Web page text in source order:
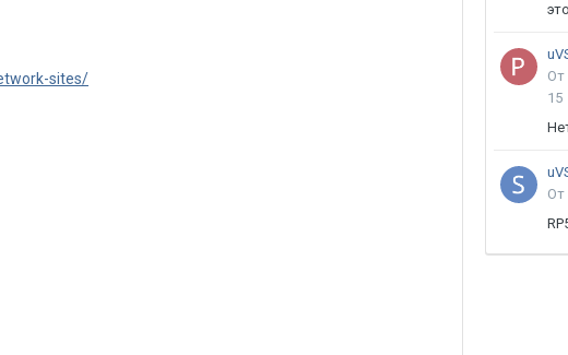
sites/
От
15
От